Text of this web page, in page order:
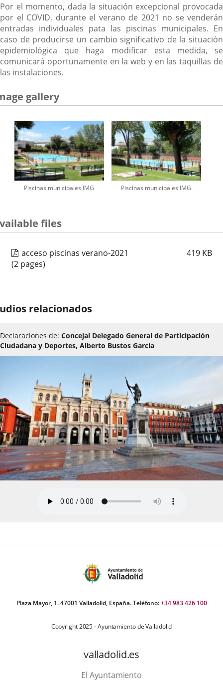
Por el momento, dada la situación excepcional provocada
por el COVID, durante el verano de 2021 no se venderán
entradas individuales pata las piscinas municipales. En
caso de producirse un cambio significativo de la situación
epidemiológica que haga modificar esta medida, se
comunicará oportunamente en la web y en las taquillas de
las instalaciones.
gallery
Piscinas municipales IMG Piscinas municipales IMG
files
acceso piscinas verano-2021 419 KB
(2 pages)
relacionados
Declaraciones de: Concejal Delegado General de Participación
Ciudadana y Deportes, Alberto Bustos García
Plaza Mayor, 1. 47001 Valladolid, España. Teléfono:+34 983 426 100
Copyright 2025 - Ayuntamiento de Valladolid
valladolid.es
El Ayuntamiento